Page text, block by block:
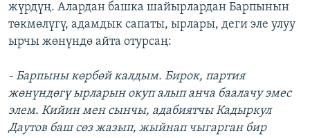
жүрдүң. Алардан башка шайырлардан Барпынын
төкмөлүгү, адамдык сапаты, ырлары, деги эле улуу
ырчы жөнүндө айта отурсаң:
- Барпыны көрбөй калдым. Бирок, партия
жөнүндөгү ырларын окуп алып анча баалачу эмес
элем. Кийин мен сынчы, адабиятчы Кадыркул
Даутов баш сөз жазып, жыйнап чыгарган бир